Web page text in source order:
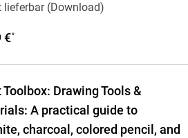
lieferbar (Download)
€*
Drawing Tools &
A practical guide to
charcoal, colored pencil, and